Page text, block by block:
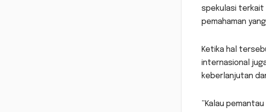
spekulasi terkait
pemahaman
Ketika hal
internasional
keberlanjutan
”Kalau